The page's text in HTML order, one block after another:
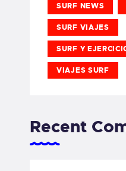
SURF NEWS
SURF VIAJES
SURF Y
VIAJES SURF
Recent